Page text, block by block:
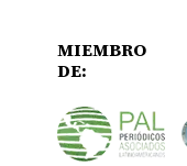
MIEMBRO
DE: